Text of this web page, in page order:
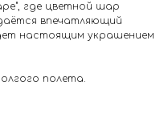
где цветной шар
впечатляющий
настоящим украшением
полета.